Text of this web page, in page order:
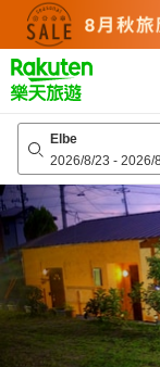
top
page
Elbe
2026/8/23 - 2026/